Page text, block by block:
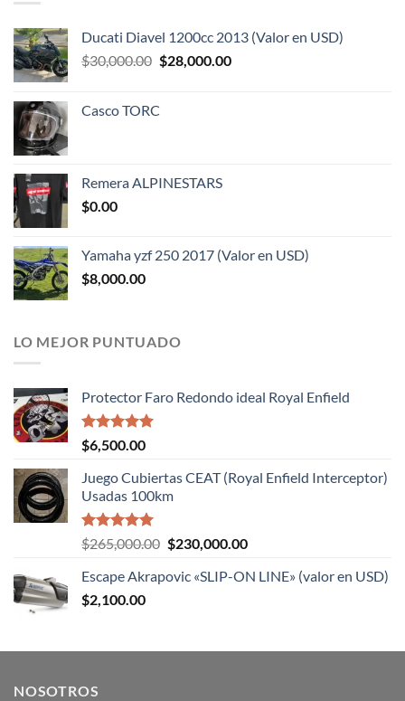
Ducati Diavel 1200cc 2013 (Valor en USD)
$30,000.00 El
era:
$28,000.00El
Casco TORC
Remera ALPINESTARS
$0.00
Yamaha yzf 250 2017 (Valor en USD)
$8,000.00
LO MEJOR PUNTUADO
Protector Faro Redondo ideal Royal Enfield
Valorado
con
de 5
$6,500.00
Juego Cubiertas CEAT (Royal Enfield Interceptor)
Usadas 100km
Valorado
con
5.00
de 5
$265,000.00 El
original
$230,000.00El
actual
Escape Akrapovic «SLIP-ON LINE» (valor en USD)
$2,100.00
NOSOTROS